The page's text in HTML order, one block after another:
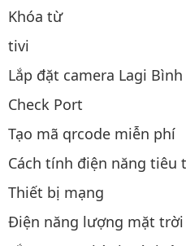
Khóa từ
tivi
Lắp đặt camera Lagi
Check Port
Tạo mã qrcode miễn phí
Cách tính điện năng tiêu
Thiết bị mạng
Điện năng lượng mặt trời